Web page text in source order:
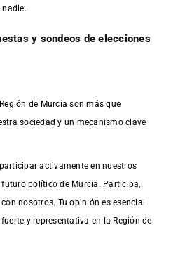
nadie.
y sondeos de elecciones
de Murcia son más que
sociedad y un mecanismo clave
activamente en nuestros
político de Murcia. Participa,
nosotros. Tu opinión es esencial
y representativa en la Región de